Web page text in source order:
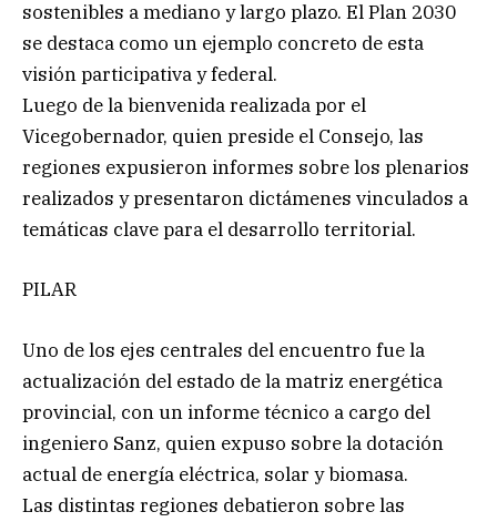
sostenibles a mediano y largo plazo. El Plan 2030
se destaca como un ejemplo concreto de esta
visión participativa y federal.
Luego de la bienvenida realizada por el
Vicegobernador, quien preside el Consejo, las
regiones expusieron informes sobre los plenarios
realizados y presentaron dictámenes vinculados a
temáticas clave para el desarrollo territorial.
PILAR
Uno de los ejes centrales del encuentro fue la
actualización del estado de la matriz energética
provincial, con un informe técnico a cargo del
ingeniero Sanz, quien expuso sobre la dotación
actual de energía eléctrica, solar y biomasa.
Las distintas regiones debatieron sobre las